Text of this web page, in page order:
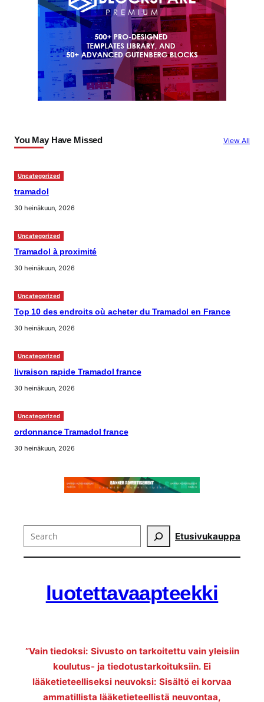
You May Have Missed View All
Uncategorized
tramadol
30 heinäkuun, 2026
Uncategorized
Tramadol à proximité
30 heinäkuun, 2026
Uncategorized
Top 10 des endroits où acheter du Tramadol en France
30 heinäkuun, 2026
Uncategorized
livraison rapide Tramadol france
30 heinäkuun, 2026
Uncategorized
ordonnance Tramadol france
30 heinäkuun, 2026
Search Etusivukauppa
luotettavaapteekki
”Vain tiedoksi: Sivusto on tarkoitettu vain yleisiin
koulutus- ja tiedotustarkoituksiin. Ei
lääketieteelliseksi neuvoksi: Sisältö ei korvaa
ammatillista lääketieteellistä neuvontaa,